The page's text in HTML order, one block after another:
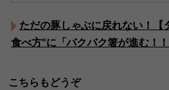
ただの豚しゃぶに戻れない！【
食べ方"に「バクバク箸が進む！
こちらもどうぞ